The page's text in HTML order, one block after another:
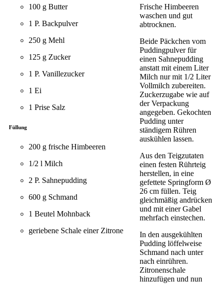
100 g Butter
1 P. Backpulver
250 g Mehl
125 g Zucker
1 P. Vanillezucker
1 Ei
1 Prise Salz
Füllung
200 g frische Himbeeren
1/2 l Milch
2 P. Sahnepudding
600 g Schmand
1 Beutel Mohnback
geriebene Schale einer Zitrone
Frische Himbeeren
waschen und gut
abtrocknen.
Beide Päckchen vom
Puddingpulver für
einen Sahnepudding
anstatt mit einem Liter
Milch nur mit 1/2 Liter
Vollmilch zubereiten.
Zuckerzugabe wie auf
der Verpackung
angegeben. Gekochten
Pudding unter
ständigem Rühren
auskühlen lassen.
Aus den Teigzutaten
einen festen Rührteig
herstellen, in eine
gefettete Springform Ø
26 cm füllen. Teig
gleichmäßig andrücken
und mit einer Gabel
mehrfach einstechen.
In den ausgekühlten
Pudding löffelweise
Schmand nach unter
nach einrühren.
Zitronenschale
hinzufügen und nun